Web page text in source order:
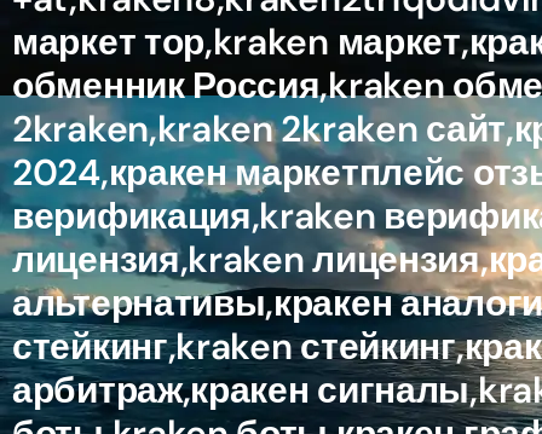
маркет тор,kraken
обменник Россия,kraken
2kraken,kraken 2kraken
2024,кракен маркетплейс
верификация,kraken
лицензия,kraken
альтернативы,кракен
стейкинг,kraken
арбитраж,кракен